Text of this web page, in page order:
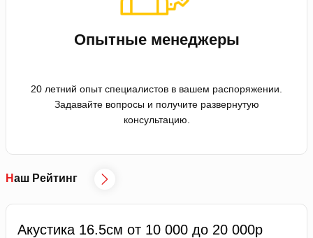
Опытные менеджеры
20 летний опыт специалистов в вашем распоряжении.
Задавайте вопросы и получите развернутую
консультацию.
Наш Рейтинг
Акустика 16.5см от 10 000 до 20 000р